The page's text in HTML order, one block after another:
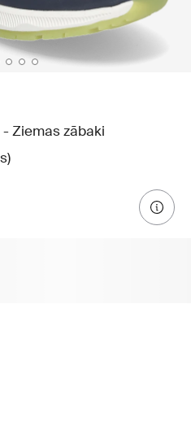
- Ziemas zābaki